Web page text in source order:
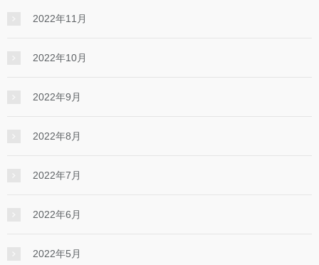
2022年11月
2022年10月
2022年9月
2022年8月
2022年7月
2022年6月
2022年5月